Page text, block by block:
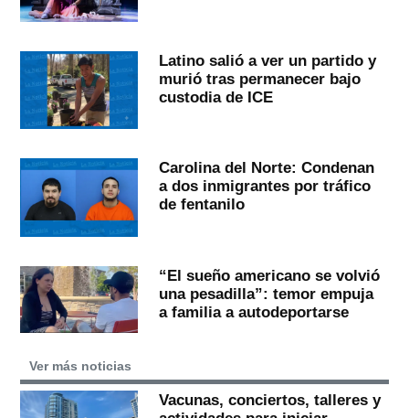
Latino salió a ver un partido y
murió tras permanecer bajo
custodia de ICE
Carolina del Norte: Condenan
a dos inmigrantes por tráfico
de fentanilo
“El sueño americano se volvió
una pesadilla”: temor empuja
a familia a autodeportarse
Ver más noticias
Vacunas, conciertos, talleres y